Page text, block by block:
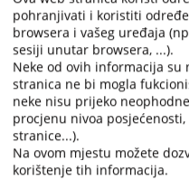
2815
pohranjivati i koristiti
browsera i vašeg uređaja
sesiji unutar browsera, ...).
Neke od ovih informacija
stranica ne bi mogla
neke nisu prijeko
procjenu nivoa
stranice...).
Na ovom mjestu možete
korištenje tih informacija.